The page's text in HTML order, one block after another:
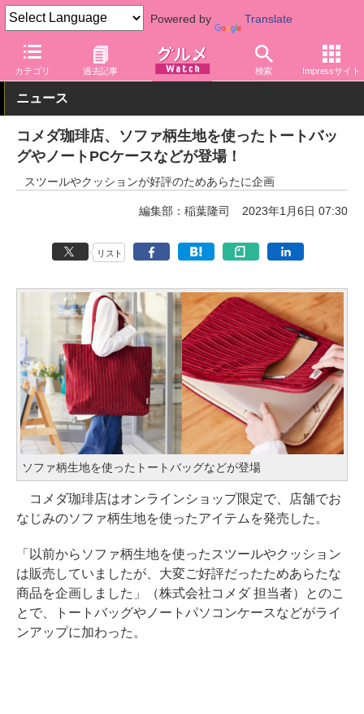
Powered by Translate
カテゴリ 過去記事 検索 Impressサイト
グルメ Watch 店舗 カフェ コメダ珈琲店
ニュース
コメダ珈琲店、ソファ柄生地を使ったトートバッ
グやノートPCケースなどが登場！
スツールやクッションが好評のためあらたに企画
編集部：稲葉隆司 2023年1月6日 07:30
リスト
ソファ柄生地を使ったトートバッグなどが登場
コメダ珈琲店はオンラインショップ限定で、店舗でお
なじみのソファ柄生地を使ったアイテムを発売した。
「以前からソファ柄生地を使ったスツールやクッション
は販売していましたが、大変ご好評だったためあらたな
商品を企画しました」（株式会社コメダ 担当者）とのこ
とで、トートバッグやノートパソコンケースなどがライ
ンアップに加わった。